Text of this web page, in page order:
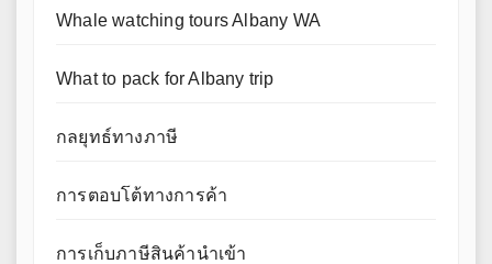
Whale watching tours Albany WA
What to pack for Albany trip
กลยุทธ์ทางภาษี
การตอบโต้ทางการค้า
การเก็บภาษีสินค้านำเข้า